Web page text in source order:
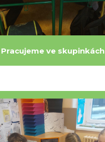
Pracujeme ve skupinkách